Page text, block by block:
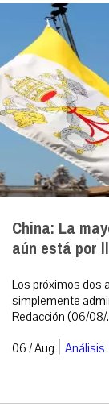
China: La
aún está por
Los próximos dos
simplemente
Redacción (06/08/
06 / Aug | Análisis